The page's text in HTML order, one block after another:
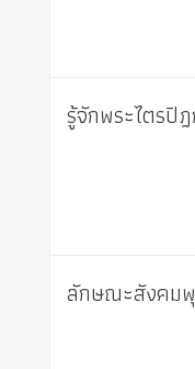
รู้จักพระไตรปิ
ลักษณะสังคม